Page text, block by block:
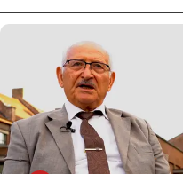
Liguria
Piemonte
Puglia
Sardegna
Sicilia